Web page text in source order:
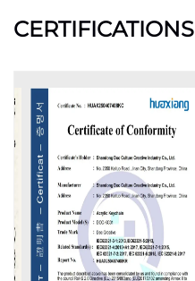
CERTIFICATIONS